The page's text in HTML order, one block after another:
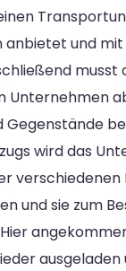
anbietet und
musst
Unternehmen
Gegenstände
wird das
verschiedenen
und sie zum
ausgeladen